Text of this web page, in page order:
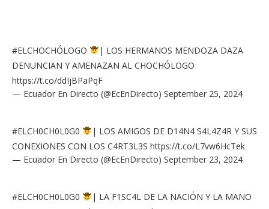
#ELCHOCHÓLOGO
| LOS HERMANOS MENDOZA DAZA
DENUNCIAN Y AMENAZAN AL CHOCHÓLOGO
https://t.co/ddIjBPaPqF
— Ecuador En Directo (@EcEnDirecto) September 25, 2024
#ELCH0CH0L0G0
| LOS AMIGOS DE D14N4 S4L4Z4R Y SUS
CONEXIONES CON LOS C4RT3L3S https://t.co/L7vw6HcTek
— Ecuador En Directo (@EcEnDirecto) September 23, 2024
#ELCH0CH0L0G0
| LA F1SC4L DE LA NACIÓN Y LA MANO